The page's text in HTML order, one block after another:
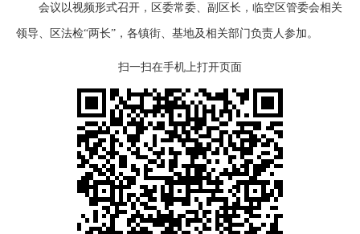
会议以视频形式召开，区委常委、副区长，临空区管委会相关
领导、区法检“两长”，各镇街、基地及相关部门负责人参加。
扫一扫在手机上打开页面